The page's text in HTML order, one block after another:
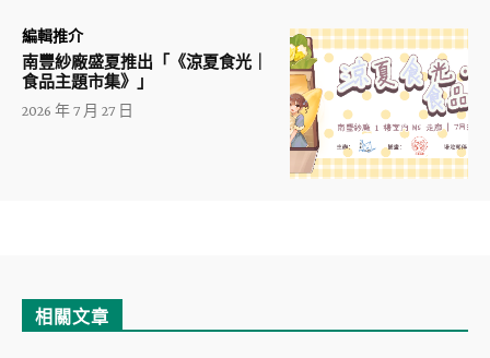
編輯推介
南豐紗廠盛夏推出「《涼夏食光｜
食品主題市集》」
2026 年 7 月 27 日
相關文章